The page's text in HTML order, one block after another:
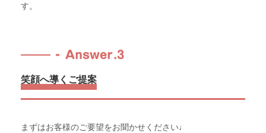
す。
Answer.3
笑顔へ導くご提案
まずはお客様のご要望をお聞かせください♩